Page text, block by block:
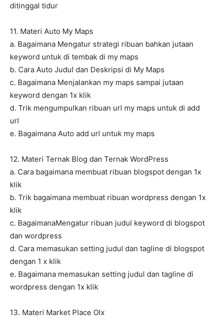
ditinggal tidur
11. Materi Auto My Maps
a. Bagaimana Mengatur strategi ribuan bahkan jutaan
keyword untuk di tembak di my maps
b. Cara Auto Judul dan Deskripsi di My Maps
c. Bagaimana Menjalankan my maps sampai jutaan
keyword dengan 1x klik
d. Trik mengumpulkan ribuan url my maps untuk di add
url
e. Bagaimana Auto add url untuk my maps
12. Materi Ternak Blog dan Ternak WordPress
a. Cara bagaimana membuat ribuan blogspot dengan 1x
klik
b. Trik bagaimana membuat ribuan wordpress dengan 1x
klik
c. BagaimanaMengatur ribuan judul keyword di blogspot
dan wordpress
d. Cara memasukan setting judul dan tagline di blogspot
dengan 1 x klik
e. Bagaimana memasukan setting judul dan tagline di
wordpress dengan 1x klik
13. Materi Market Place Olx